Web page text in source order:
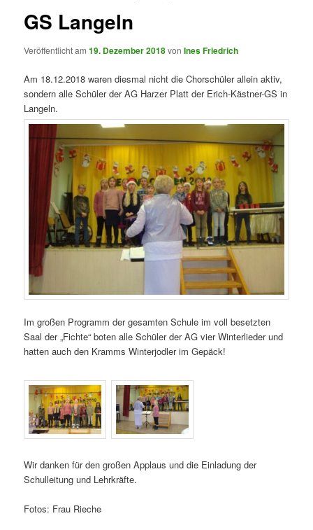
GS Langeln
Veröffentlicht am19. Dezember 2018vonInes Friedrich
Am 18.12.2018 waren diesmal nicht die Chorschüler allein aktiv,
sondern alle Schüler der AG Harzer Platt der Erich-Kästner-GS in
Langeln.
Im großen Programm der gesamten Schule im voll besetzten
Saal der „Fichte“ boten alle Schüler der AG vier Winterlieder und
hatten auch den Kramms Winterjodler im Gepäck!
Wir danken für den großen Applaus und die Einladung der
Schulleitung und Lehrkräfte.
Fotos: Frau Rieche